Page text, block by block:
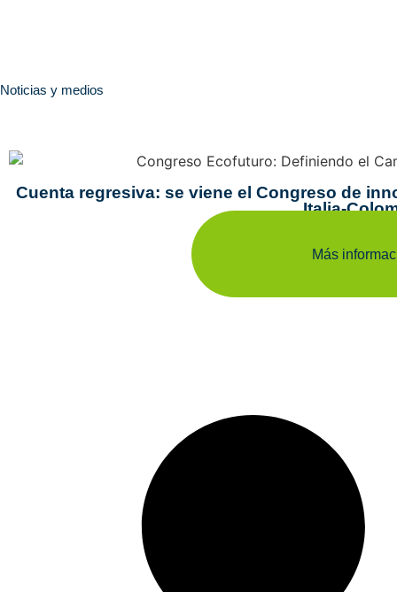
Noticias y medios
Cuenta regresiva: se viene el Congreso de
Italia-
Más